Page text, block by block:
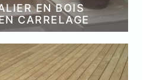
EN BOIS
CARRELAGE